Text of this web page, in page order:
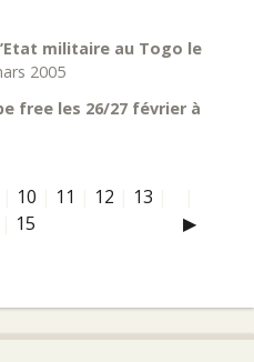
militaire au Togo le
2005
free les 26/27 février à
10 11 12 13
15
▶